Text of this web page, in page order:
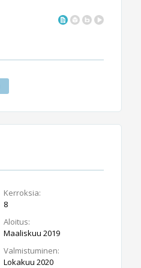
Kerroksia:
8
Aloitus:
Maaliskuu 2019
Valmistuminen:
Lokakuu 2020